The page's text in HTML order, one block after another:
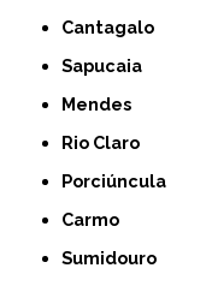
Cantagalo
Sapucaia
Mendes
Rio Claro
Porciúncula
Carmo
Sumidouro